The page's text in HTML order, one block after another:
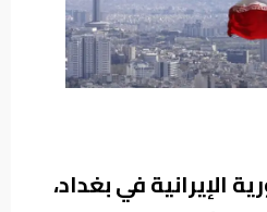
الإيرانية في بغداد،